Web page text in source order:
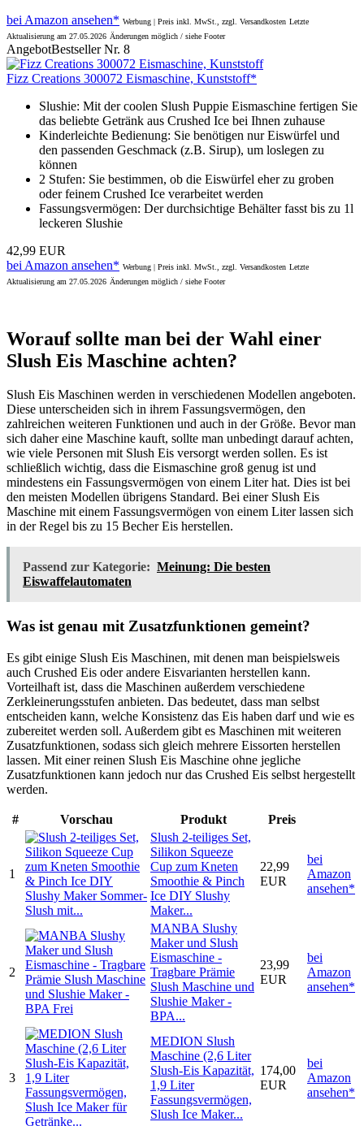
bei Amazon ansehen* Werbung | Preis inkl. MwSt., zzgl. Versandkosten Letzte
Aktualisierung am 27.05.2026 Änderungen möglich / siehe Footer
AngebotBestseller Nr. 8
Fizz Creations 300072 Eismaschine, Kunststoff*
Slushie: Mit der coolen Slush Puppie Eismaschine fertigen Sie
das beliebte Getränk aus Crushed Ice bei Ihnen zuhause
Kinderleichte Bedienung: Sie benötigen nur Eiswürfel und
den passenden Geschmack (z.B. Sirup), um loslegen zu
können
2 Stufen: Sie bestimmen, ob die Eiswürfel eher zu groben
oder feinem Crushed Ice verarbeitet werden
Fassungsvermögen: Der durchsichtige Behälter fasst bis zu 1l
leckeren Slushie
42,99 EUR
bei Amazon ansehen* Werbung | Preis inkl. MwSt., zzgl. Versandkosten Letzte
Aktualisierung am 27.05.2026 Änderungen möglich / siehe Footer
Worauf sollte man bei der Wahl einer
Slush Eis Maschine achten?
Slush Eis Maschinen werden in verschiedenen Modellen angeboten.
Diese unterscheiden sich in ihrem Fassungsvermögen, den
zahlreichen weiteren Funktionen und auch in der Größe. Bevor man
sich daher eine Maschine kauft, sollte man unbedingt darauf achten,
wie viele Personen mit Slush Eis versorgt werden sollen. Es ist
schließlich wichtig, dass die Eismaschine groß genug ist und
mindestens ein Fassungsvermögen von einem Liter hat. Dies ist bei
den meisten Modellen übrigens Standard. Bei einer Slush Eis
Maschine mit einem Fassungsvermögen von einem Liter lassen sich
in der Regel bis zu 15 Becher Eis herstellen.
Passend zur Kategorie: Meinung: Die besten
Eiswaffelautomaten
Was ist genau mit Zusatzfunktionen gemeint?
Es gibt einige Slush Eis Maschinen, mit denen man beispielsweis
auch Crushed Eis oder andere Eisvarianten herstellen kann.
Vorteilhaft ist, dass die Maschinen außerdem verschiedene
Zerkleinerungsstufen anbieten. Das bedeutet, dass man selbst
entscheiden kann, welche Konsistenz das Eis haben darf und wie es
zubereitet werden soll. Außerdem gibt es Maschinen mit weiteren
Zusatzfunktionen, sodass sich gleich mehrere Eissorten herstellen
lassen. Mit einer reinen Slush Eis Maschine ohne jegliche
Zusatzfunktionen kann jedoch nur das Crushed Eis selbst hergestellt
werden.
# Vorschau Produkt Preis
1
Slush 2-teiliges Set,
Silikon Squeeze
Cup zum Kneten
Smoothie & Pinch
Ice DIY Slushy
Maker...
22,99
EUR
bei
Amazon
ansehen*
2
MANBA Slushy
Maker und Slush
Eismaschine -
Tragbare Prämie
Slush Maschine und
Slushie Maker -
BPA...
23,99
EUR
bei
Amazon
ansehen*
3
MEDION Slush
Maschine (2,6 Liter
Slush-Eis Kapazität,
1,9 Liter
Fassungsvermögen,
Slush Ice Maker...
174,00
EUR
bei
Amazon
ansehen*